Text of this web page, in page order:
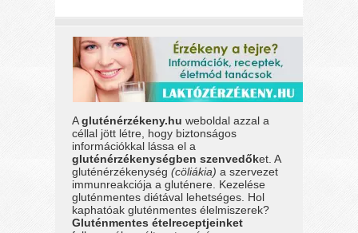
Agluténérzékeny.hu weboldal azzal a
céllal jött létre, hogy biztonságos
információkkal lássa el a
gluténérzékenységben szenvedőket. A
gluténérzékenység(cöliákia) a szervezet
immunreakciója a gluténere. Kezelése
gluténmentes diétával lehetséges. Hol
kaphatóak gluténmentes élelmiszerek?
Gluténmentes ételreceptjeinket